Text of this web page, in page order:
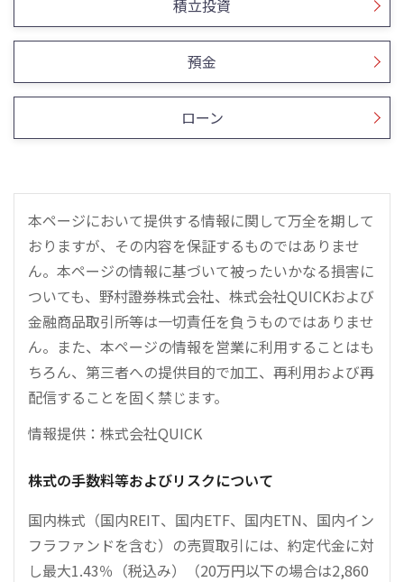
積立投資
預金
ローン
本ページにおいて提供する情報に関して万全を期して
おりますが、その内容を保証するものではありませ
ん。本ページの情報に基づいて被ったいかなる損害に
ついても、野村證券株式会社、株式会社QUICKおよび
金融商品取引所等は一切責任を負うものではありませ
ん。また、本ページの情報を営業に利用することはも
ちろん、第三者への提供目的で加工、再利用および再
配信することを固く禁じます。
情報提供：株式会社QUICK
株式の手数料等およびリスクについて
国内株式（国内REIT、国内ETF、国内ETN、国内イン
フラファンドを含む）の売買取引には、約定代金に対
し最大1.43％（税込み）（20万円以下の場合は2,860